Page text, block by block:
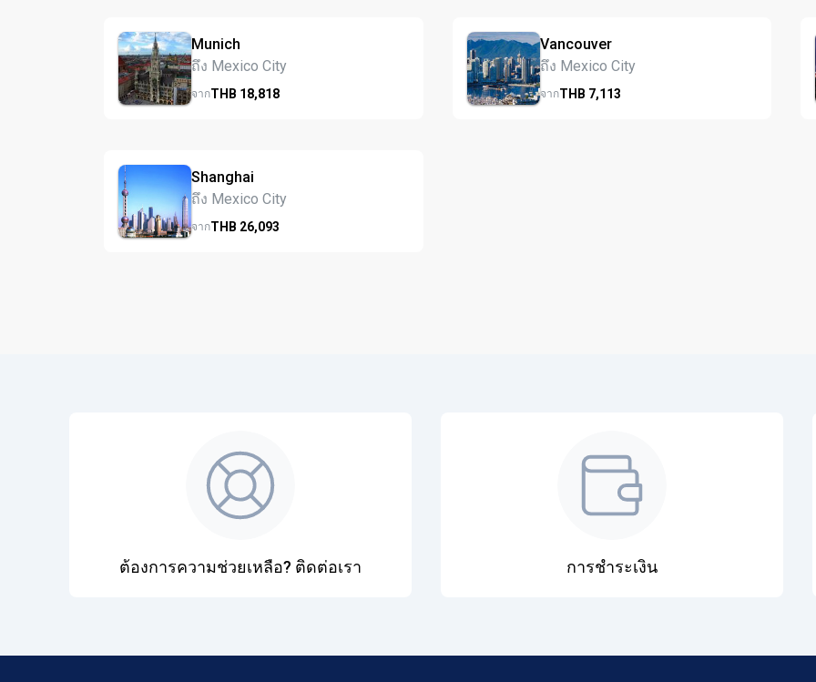
Munich
ถึง Mexico City
จากTHB 18,818
Vancouver
ถึง Mexico City
จากTHB 7,113
Shanghai
ถึง Mexico City
จากTHB 26,093
ต้องการความช่วยเหลือ? ติดต่อเรา การชำระเงิน